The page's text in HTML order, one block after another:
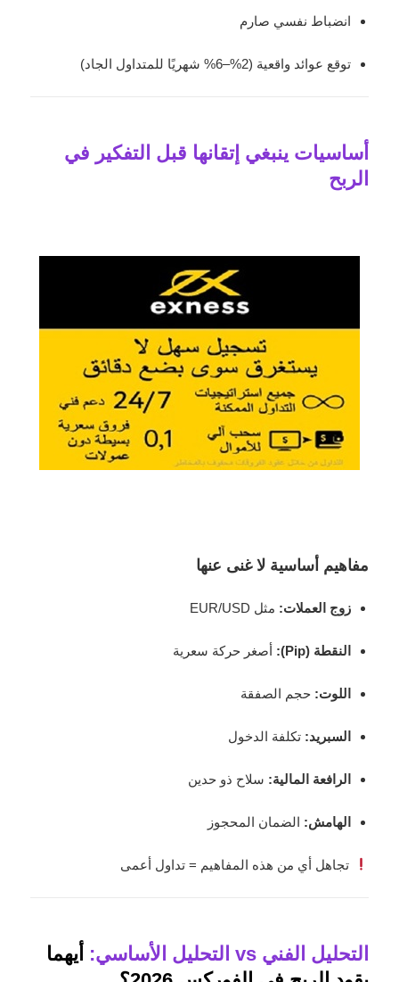
انضباط نفسي صارم
توقع عوائد واقعية (2%–6% شهريًا للمتداول الجاد)
أساسيات ينبغي إتقانها قبل التفكير في
الربح
مفاهيم أساسية لا غنى عنها
زوج العملات: مثل EUR/USD
النقطة (Pip): أصغر حركة سعرية
اللوت: حجم الصفقة
السبريد: تكلفة الدخول
الرافعة المالية: سلاح ذو حدين
الهامش: الضمان المحجوز
تجاهل أي من هذه المفاهيم = تداول أعمى
التحليل الفني vs التحليل الأساسي:
أيهما